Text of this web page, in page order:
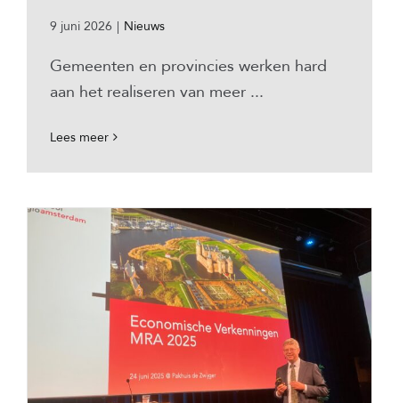
9 juni 2026 | Nieuws
Gemeenten en provincies werken hard
aan het realiseren van meer ...
Lees meer